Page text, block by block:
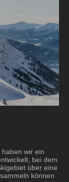
wir ein
bei dem
über eine
können